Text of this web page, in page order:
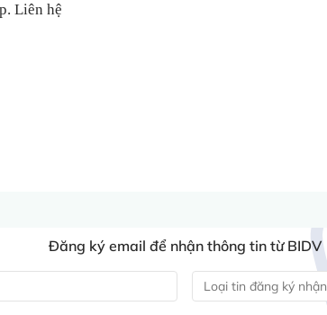
Liên hệ
Đăng ký email để nhận thông tin từ BIDV
Loại tin đăng ký nhận